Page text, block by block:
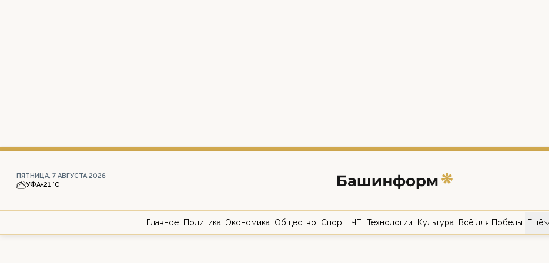
ПЯТНИЦА, 7 АВГУСТА 2026
УФА+21 °С
Главное Политика Экономика Общество Спорт ЧП Технологии Культура Всё для Победы Ещё